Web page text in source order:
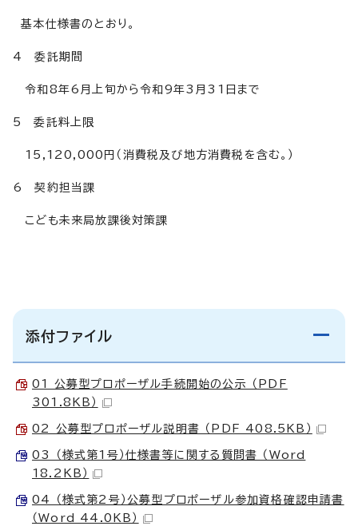
基本仕様書のとおり。
4 委託期間
令和8年6月上旬から令和9年3月31日まで
5 委託料上限
15,120,000円（消費税及び地方消費税を含む。）
6 契約担当課
こども未来局放課後対策課
添付ファイル
01 公募型プロポーザル手続開始の公示 （PDF
301.8KB）
02 公募型プロポーザル説明書 （PDF 408.5KB）
03 （様式第1号）仕様書等に関する質問書 （Word
18.2KB）
04 （様式第2号）公募型プロポーザル参加資格確認申請書
（Word 44.0KB）